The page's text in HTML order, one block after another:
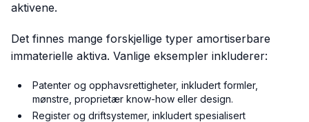
aktivene.
Det finnes mange forskjellige typer amortiserbare
immaterielle aktiva. Vanlige eksempler inkluderer:
Patenter og opphavsrettigheter, inkludert formler,
mønstre, proprietær know-how eller design.
Register og driftsystemer, inkludert spesialisert